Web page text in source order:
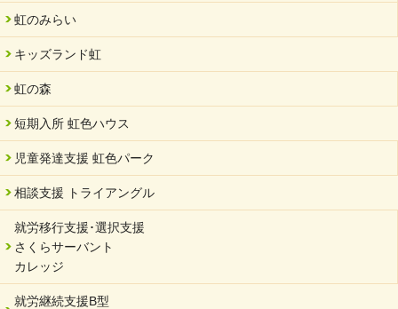
虹のみらい
キッズランド虹
虹の森
短期入所 虹色ハウス
児童発達支援 虹色パーク
相談支援 トライアングル
就労移行支援･選択支援
さくらサーバント
カレッジ
就労継続支援B型